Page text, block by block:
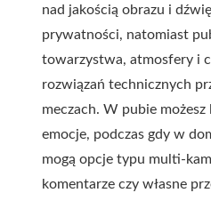
nad jakością obrazu i
prywatności, natomiast
towarzystwa, atmosfery i
rozwiązań technicznych
meczach. W pubie
emocje, podczas gdy w
mogą opcje typu multi-
komentarze czy własne